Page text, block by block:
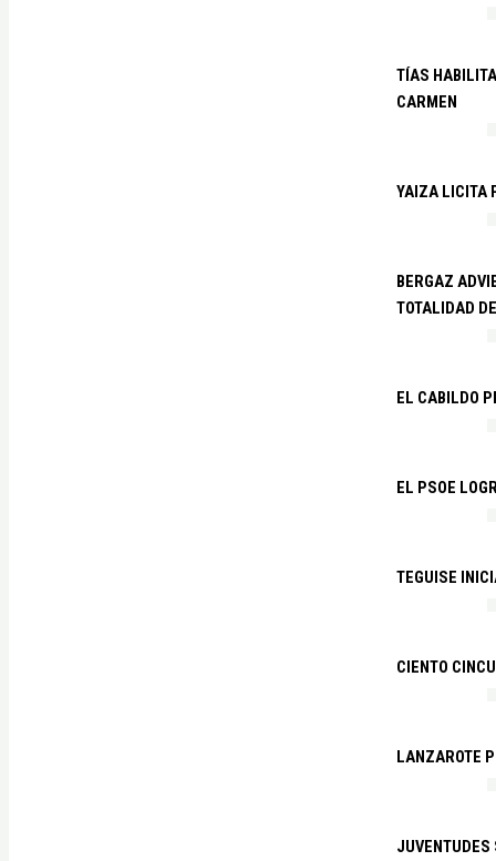
TÍAS
CARMEN
YAIZA LICITA
BERGAZ
TOTALIDAD
EL CABILDO
EL PSOE
TEGUISE
CIENTO
LANZAROTE
JUVENTUDES